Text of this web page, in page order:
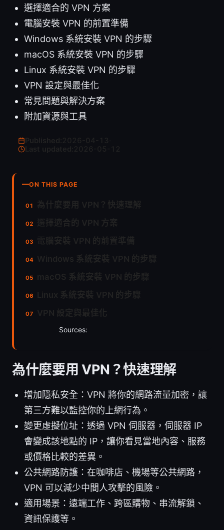
選擇適合的 VPN 方案
電腦安裝 VPN 的前置準備
Windows 系統安裝 VPN 的步驟
macOS 系統安裝 VPN 的步驟
Linux 系統安裝 VPN 的步驟
VPN 設定與最佳化
常見問題與解決方案
附加資源與工具
Last updated:
ON THIS PAGE
Sources:
為什麼要用 VPN？快速理解
增加隱私安全：VPN 將你的網路流量加密，讓
第三方難以監控你的上網行為。
變更虛擬位址：透過 VPN 伺服器，伺服器 IP
會變成該地點的 IP，讓你看見當地內容、服務
或價格比較的差異。
公共網路防護：在咖啡店、機場等公共網路，
VPN 可以減少中間人攻擊的風險。
適用場景：遠端工作、跨區購物、串流解鎖、
資訊保護等。